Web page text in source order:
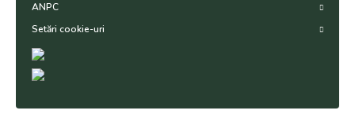
ANPC
Setări cookie-uri